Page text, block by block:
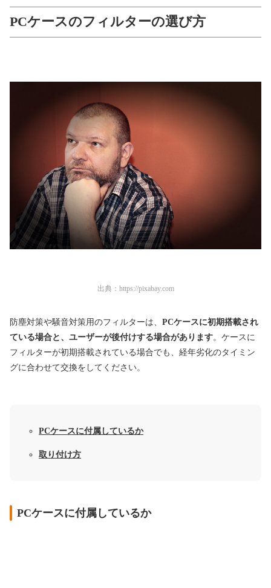
PCケースのフィルターの選び方
出典： https://pixabay.com
防塵対策や騒音対策用のフィルターは、 PCケースに初期搭載され
ている場合と、ユーザーが後付けする場合があります。ケースに
フィルターが初期搭載されている場合でも、経年劣化のタイミン
グに合わせて交換をしてください。
PCケースに付属しているか
取り付け方
PCケースに付属しているか